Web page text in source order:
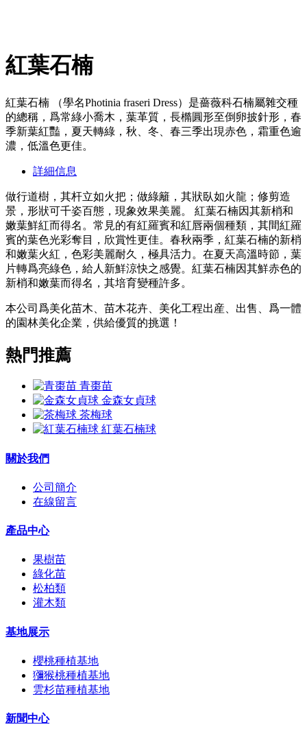
紅葉石楠
紅葉石楠 （學名Photinia fraseri Dress）是薔薇科石楠屬雜交種
的總稱，爲常綠小喬木，葉革質，長橢圓形至倒卵披針形，春
季新葉紅豔，夏天轉綠，秋、冬、春三季出現赤色，霜重色逾
濃，低溫色更佳。
詳細信息
做行道樹，其杆立如火把；做綠籬，其狀臥如火龍；修剪造
景，形狀可千姿百態，現象效果美麗。 紅葉石楠因其新梢和
嫩葉鮮紅而得名。常見的有紅羅賓和紅唇兩個種類，其間紅羅
賓的葉色光彩奪目，欣賞性更佳。春秋兩季，紅葉石楠的新梢
和嫩葉火紅，色彩美麗耐久，極具活力。在夏天高溫時節，葉
片轉爲亮綠色，給人新鮮涼快之感覺。紅葉石楠因其鮮赤色的
新梢和嫩葉而得名，其培育變種許多。
本公司爲美化苗木、苗木花卉、美化工程出産、出售、爲一體
的園林美化企業，供給優質的挑選！
熱門推薦
青棗苗
金森女貞球
茶梅球
紅葉石楠球
關於我們
公司簡介
在線留言
產品中心
果樹苗
綠化苗
松柏類
灌木類
基地展示
櫻桃種植基地
獼猴桃種植基地
雲杉苗種植基地
新聞中心